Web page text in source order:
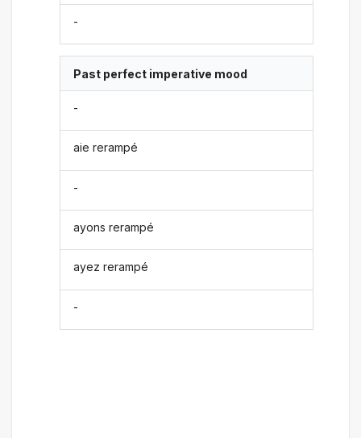
-
Past perfect imperative mood
-
aie rerampé
-
ayons rerampé
ayez rerampé
-